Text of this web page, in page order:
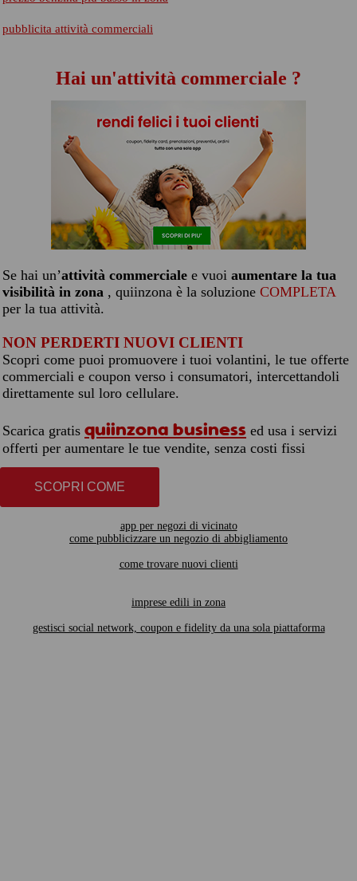
pubblicita attività commerciali
Hai un'attività commerciale ?
Se hai un’attività commerciale e vuoi aumentare la tua
visibilità in zona , quiinzona è la soluzione COMPLETA
per la tua attività.
NON PERDERTI NUOVI CLIENTI
Scopri come puoi promuovere i tuoi volantini, le tue offerte
commerciali e coupon verso i consumatori, intercettandoli
direttamente sul loro cellulare.
Scarica gratis quiinzona business ed usa i servizi
offerti per aumentare le tue vendite, senza costi fissi
SCOPRI COME
app per negozi di vicinato
come pubblicizzare un negozio di abbigliamento
come trovare nuovi clienti
imprese edili in zona
gestisci social network, coupon e fidelity da una sola piattaforma